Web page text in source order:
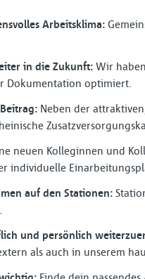
Arbeitsklima:
in die Zukunft:Wir
Dokumentation optimiert.
Neben der
neuen Kolleginnen und
individuelle
auf den Stationen:
und persönlich
als auch in unserem